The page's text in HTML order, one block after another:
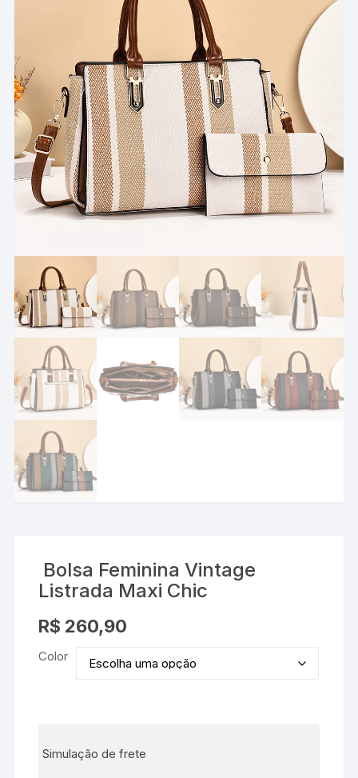
Bolsa Feminina Vintage
Listrada Maxi Chic
R$ 260,90
Color
Simulação de frete